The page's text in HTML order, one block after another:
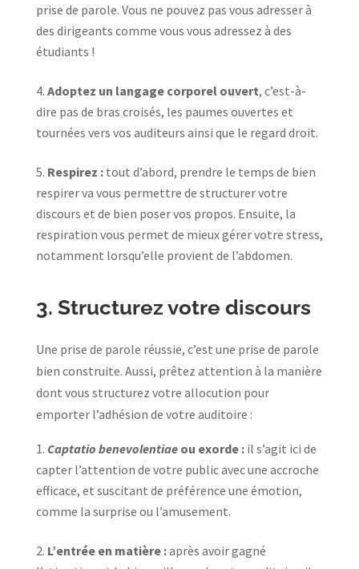
prise de parole. Vous ne pouvez pas vous adresser à
des dirigeants comme vous vous adressez à des
étudiants !
Adoptez un langage corporel ouvert, c’est-à-
dire pas de bras croisés, les paumes ouvertes et
tournées vers vos auditeurs ainsi que le regard droit.
Respirez :tout d’abord, prendre le temps de bien
respirer va vous permettre de structurer votre
discours et de bien poser vos propos. Ensuite, la
respiration vous permet de mieux gérer votre stress,
notamment lorsqu’elle provient de l’abdomen.
3. Structurez votre discours
Une prise de parole réussie, c’est une prise de parole
bien construite. Aussi, prêtez attention à la manière
dont vous structurez votre allocution pour
emporter l’adhésion de votre auditoire :
Captatio benevolentiae ou exorde :il s’agit ici de
capter l’attention de votre public avec une accroche
efficace, et suscitant de préférence une émotion,
comme la surprise ou l’amusement.
L’entrée en matière :après avoir gagné